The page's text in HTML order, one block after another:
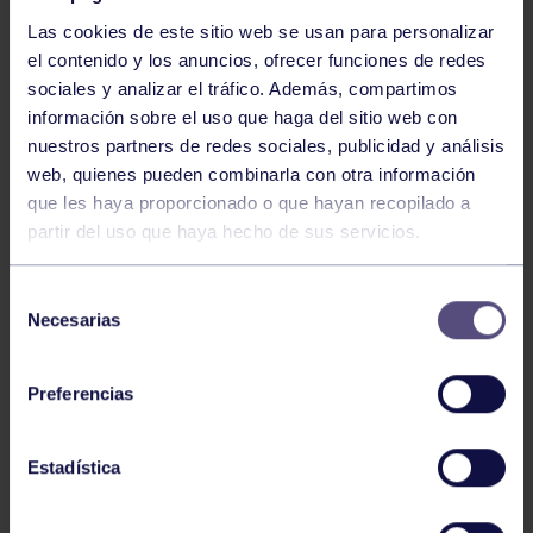
Las cookies de este sitio web se usan para personalizar
el contenido y los anuncios, ofrecer funciones de redes
sociales y analizar el tráfico. Además, compartimos
información sobre el uso que haga del sitio web con
nuestros partners de redes sociales, publicidad y análisis
web, quienes pueden combinarla con otra información
que les haya proporcionado o que hayan recopilado a
partir del uso que haya hecho de sus servicios.
Necesarias
Preferencias
Estadística
Baloncesto
ÚLTIMOS RESULTADOS DE LA SECCIÓN
Baloncesto